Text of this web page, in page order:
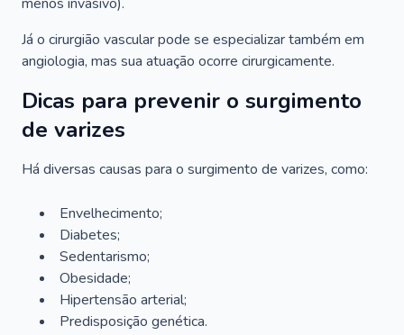
Já o cirurgião vascular pode se especializar também em
angiologia, mas sua atuação ocorre cirurgicamente.
Dicas para prevenir o surgimento
de varizes
Há diversas causas para o surgimento de varizes, como:
Envelhecimento;
Diabetes;
Sedentarismo;
Obesidade;
Hipertensão arterial;
Predisposição genética.